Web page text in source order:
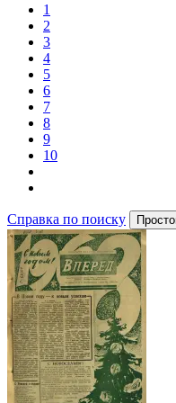
1
2
3
4
5
6
7
8
9
10
Справка по поиску